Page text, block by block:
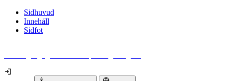
Sidhuvud
Innehåll
Sidfot